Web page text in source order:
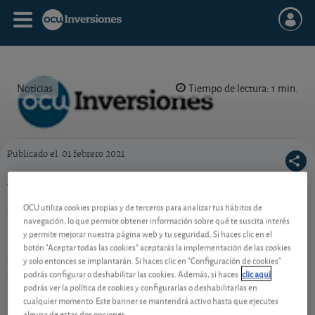
Noticias Tiempo de lectura: 1 min.
Publicado el 01 febrero 2021
Ya puede descargarse la revista semanal nº
925
Si quiere descargarse el pdf de nuestra revista
semanal de OCU Inversiones nº 925 y el Suplemento
de acciones, ya están ambos disponibles en la sección
de publicaciones.
OCU utiliza cookies propias y de terceros para analizar tus hábitos de
navegación, lo que permite obtener información sobre qué te suscita interés
y permite mejorar nuestra página web y tu seguridad. Si haces clic en el
botón "Aceptar todas las cookies" aceptarás la implementación de las cookies
y solo entonces se implantarán. Si haces clic en "Configuración de cookies"
podrás configurar o deshabilitar las cookies. Además, si haces clic aquí
podrás ver la política de cookies y configurarlas o deshabilitarlas en
cualquier momento. Este banner se mantendrá activo hasta que ejecutes